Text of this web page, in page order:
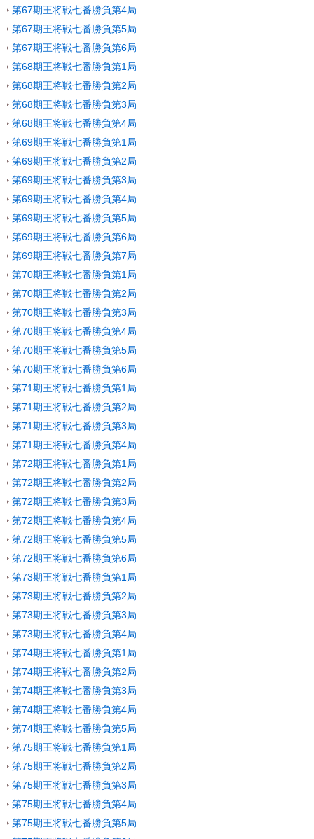
第67期王将戦七番勝負第4局
第67期王将戦七番勝負第5局
第67期王将戦七番勝負第6局
第68期王将戦七番勝負第1局
第68期王将戦七番勝負第2局
第68期王将戦七番勝負第3局
第68期王将戦七番勝負第4局
第69期王将戦七番勝負第1局
第69期王将戦七番勝負第2局
第69期王将戦七番勝負第3局
第69期王将戦七番勝負第4局
第69期王将戦七番勝負第5局
第69期王将戦七番勝負第6局
第69期王将戦七番勝負第7局
第70期王将戦七番勝負第1局
第70期王将戦七番勝負第2局
第70期王将戦七番勝負第3局
第70期王将戦七番勝負第4局
第70期王将戦七番勝負第5局
第70期王将戦七番勝負第6局
第71期王将戦七番勝負第1局
第71期王将戦七番勝負第2局
第71期王将戦七番勝負第3局
第71期王将戦七番勝負第4局
第72期王将戦七番勝負第1局
第72期王将戦七番勝負第2局
第72期王将戦七番勝負第3局
第72期王将戦七番勝負第4局
第72期王将戦七番勝負第5局
第72期王将戦七番勝負第6局
第73期王将戦七番勝負第1局
第73期王将戦七番勝負第2局
第73期王将戦七番勝負第3局
第73期王将戦七番勝負第4局
第74期王将戦七番勝負第1局
第74期王将戦七番勝負第2局
第74期王将戦七番勝負第3局
第74期王将戦七番勝負第4局
第74期王将戦七番勝負第5局
第75期王将戦七番勝負第1局
第75期王将戦七番勝負第2局
第75期王将戦七番勝負第3局
第75期王将戦七番勝負第4局
第75期王将戦七番勝負第5局